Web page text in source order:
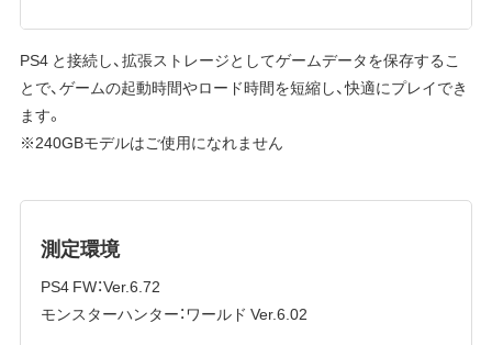
PS4 と接続し、拡張ストレージとしてゲームデータを保存するこ
とで、ゲームの起動時間やロード時間を短縮し、快適にプレイでき
ます。
※240GBモデルはご使用になれません
測定環境
PS4 FW：Ver.6.72
モンスターハンター：ワールド Ver.6.02